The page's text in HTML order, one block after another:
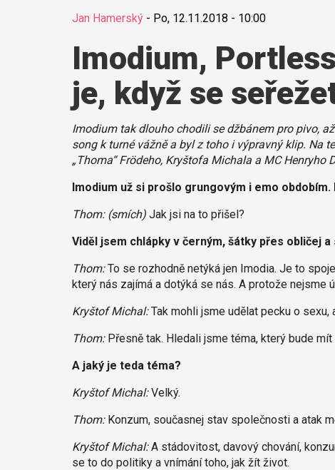
Jan Hamerský- Po, 12.11.2018 - 10:00
Imodium,
je, když se
Imodium tak dlouho chodili se džbánem pro pivo,
song k turné vážně a byl z toho i výpravný klip. Na
„Thoma“ Frödeho, Kryštofa Michala a MC Henryho
Imodium už si prošlo grungovým i emo
Thom: (smích) Jak jsi na to přišel?
Viděl jsem chlápky v černým, šátky přes obličej
Thom:To se rozhodně netýká jen Imodia. Je to
který nás zajímá a dotýká se nás. A protože nejsme
Kryštof Michal:Tak mohli jsme udělat pecku o sexu,
Thom:Přesně tak. Hledali jsme téma, který bude mít
A jaký je teda téma?
Kryštof Michal:Velký.
Thom:Konzum, současnej stav společnosti a atak
Kryštof Michal:A stádovitost, davový chování,
se to do politiky a vnímání toho, jak žít život.